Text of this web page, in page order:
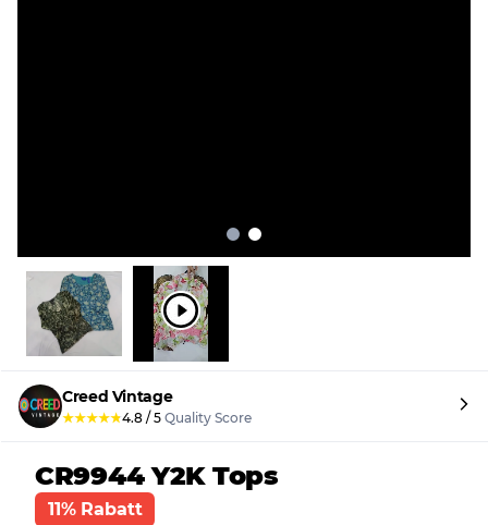
Creed Vintage
★★★★★4.8 / 5 Quality Score
CR9944 Y2K Tops
11% Rabatt